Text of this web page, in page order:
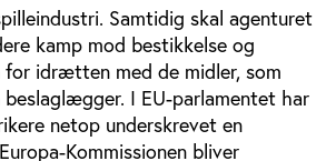
Samtidig skal agenturet
kamp mod bestikkelse og
for idrætten med de midler, som
I EU-parlamentet har
netop underskrevet en
Kommissionen bliver